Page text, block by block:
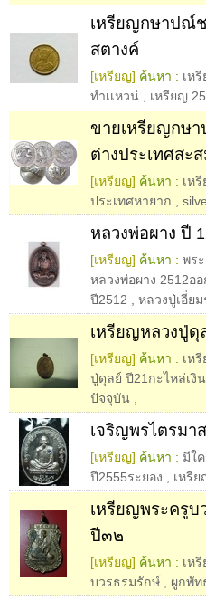
เหรียญกษาปณ์ช
สตางค์
[เหรียญ] ค้นหา : เห
ทำเเหวน่
เหรียญ
ขายเหรียญกษา
ต่างประเทศสะ
[เหรียญ] ค้นหา : เห
ประเทศหายาก
หลวงพ่อผาง ปี
[เหรียญ] ค้นหา : พระ
หลวงพ่อผาง 2512อ
ปี2512
หลวงปู่เอี่ย
เหรียญหลวงปู่ดุ
[เหรียญ] ค้นหา : เห
ปู่ดุลย์ ปี21กะไหล่เงิน
ปัจจุบัน
เจริญพรไตรมา
[เหรียญ] ค้นหา : มีใ
ปี2555ระยอง
เหรี
เหรียญพระครูบ
ปี๓๒
[เหรียญ] ค้นหา : เห
บวรธรมรักษ์
ผูกพัท